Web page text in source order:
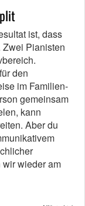
ist, dass
Pianisten
den
im Familien-
gemeinsam
kann
Aber du
wieder am